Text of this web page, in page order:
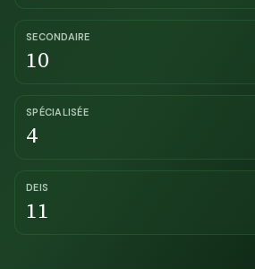
SECONDAIRE
10
SPÉCIALISÉE
4
DEIS
11